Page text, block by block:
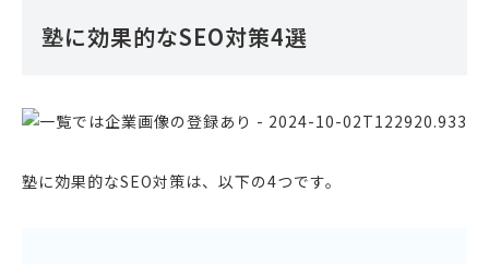
塾に効果的なSEO対策4選
塾に効果的なSEO対策は、以下の4つです。